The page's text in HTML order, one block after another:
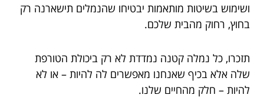
ושימוש בשיטות מותאמות יבטיחו שהנמלים תישארנה רק
בחוץ, רחוק מהבית שלכם.
תזכרו, כל נמלה קטנה נמדדת לא רק ביכולת הטורפת
שלה אלא בכיף שאנחנו מאפשרים לה להיות – או לא
להיות – חלק מהחיים שלנו.